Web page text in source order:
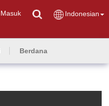
Masuk Indonesian
Berdana